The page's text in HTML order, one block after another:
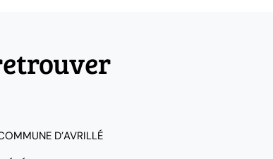
D’AVRILLÉ